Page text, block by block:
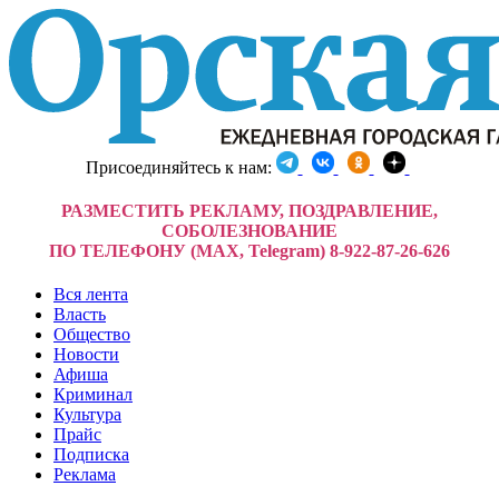
Присоединяйтесь к нам:
РАЗМЕСТИТЬ РЕКЛАМУ, ПОЗДРАВЛЕНИЕ,
СОБОЛЕЗНОВАНИЕ
ПО ТЕЛЕФОНУ (MAX, Telegram) 8-922-87-26-626
Вся лента
Власть
Общество
Новости
Афиша
Криминал
Культура
Прайс
Подписка
Реклама